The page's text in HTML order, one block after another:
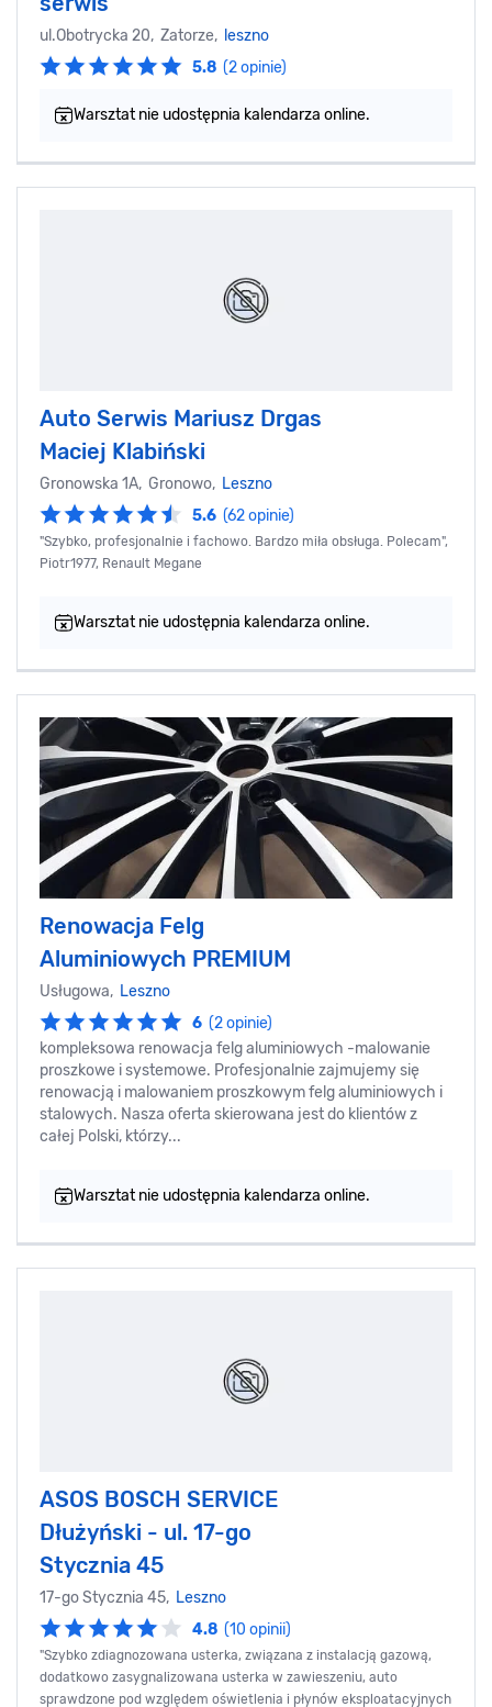
ul.Obotrycka 20, Zatorze, leszno
5.8 (2 opinie)
Warsztat nie udostępnia kalendarza online.
Auto Serwis Mariusz Drgas
Maciej Klabiński
Gronowska 1A, Gronowo, Leszno
5.6 (62 opinie)
"Szybko, profesjonalnie i fachowo. Bardzo miła obsługa. Polecam",
Piotr1977, Renault Megane
Warsztat nie udostępnia kalendarza online.
Renowacja Felg
Aluminiowych PREMIUM
Usługowa, Leszno
6 (2 opinie)
kompleksowa renowacja felg aluminiowych -malowanie
proszkowe i systemowe. Profesjonalnie zajmujemy się
renowacją i malowaniem proszkowym felg aluminiowych i
stalowych. Nasza oferta skierowana jest do klientów z
całej Polski, którzy...
Warsztat nie udostępnia kalendarza online.
ASOS BOSCH SERVICE
Dłużyński - ul. 17-go
Stycznia 45
17-go Stycznia 45, Leszno
4.8 (10 opinii)
"Szybko zdiagnozowana usterka, związana z instalacją gazową,
dodatkowo zasygnalizowana usterka w zawieszeniu, auto
sprawdzone pod względem oświetlenia i płynów eksploatacyjnych